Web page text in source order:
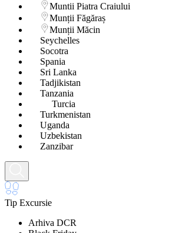
Muntii Piatra Craiului
Munții Făgăraș
Munții Măcin
Seychelles
Socotra
Spania
Sri Lanka
Tadjikistan
Tanzania
Turcia
Turkmenistan
Uganda
Uzbekistan
Zanzibar
Tip Excursie
Arhiva DCR